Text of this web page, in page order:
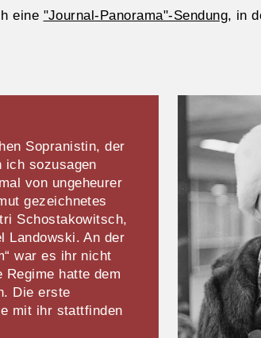
eine "Journal-Panorama"-Sendung, in
Sopranistin, der
ich sozusagen
von ungeheurer
gezeichnetes
Schostakowitsch,
Landowski. An der
war es ihr nicht
hatte dem
Die erste
mit ihr stattfinden